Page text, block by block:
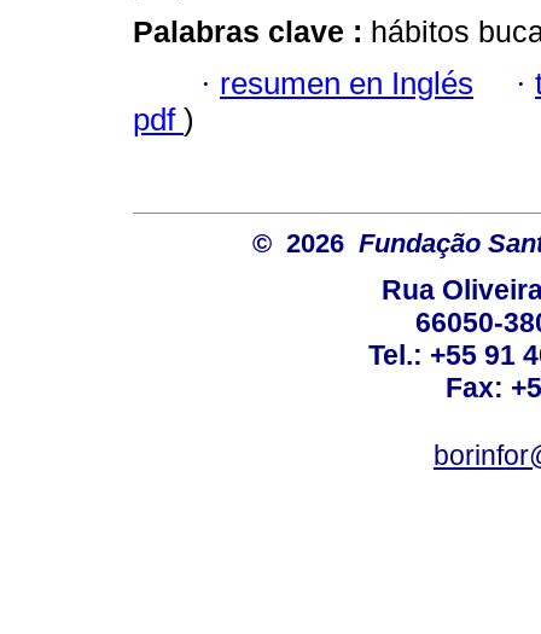
Palabras clave : hábitos
· resumen en Inglés ·
pdf )
© 2026 Fundação
Rua
66050-
Tel.: +55 91
Fax: